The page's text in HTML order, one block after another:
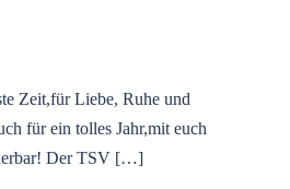
Zeit,für Liebe, Ruhe und
für ein tolles Jahr,mit euch
Der TSV […]